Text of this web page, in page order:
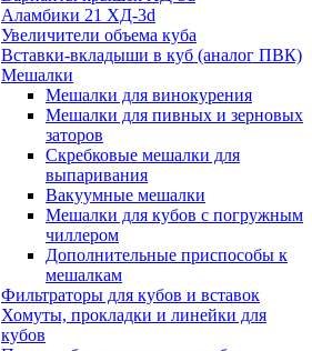
Аламбики 21 ХД-3d
Увеличители объема куба
Вставки-вкладыши в куб (аналог ПВК)
Мешалки
Мешалки для винокурения
Мешалки для пивных и зерновых
заторов
Скребковые мешалки для
выпаривания
Вакуумные мешалки
Мешалки для кубов с погружным
чиллером
Дополнительные приспособы к
мешалкам
Фильтраторы для кубов и вставок
Хомуты, прокладки и линейки для
кубов